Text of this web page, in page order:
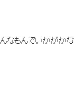
でいかがかな